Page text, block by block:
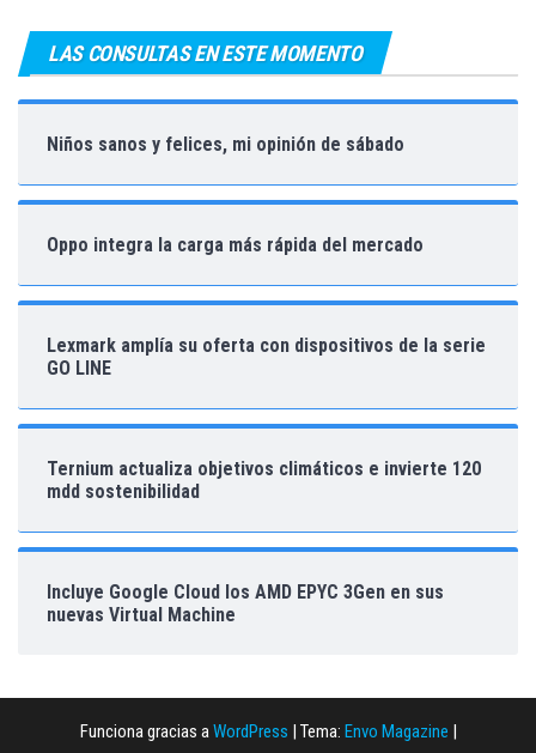
LAS CONSULTAS EN ESTE MOMENTO
Niños sanos y felices, mi opinión de sábado
Oppo integra la carga más rápida del mercado
Lexmark amplía su oferta con dispositivos de la serie
GO LINE
Ternium actualiza objetivos climáticos e invierte 120
mdd sostenibilidad
Incluye Google Cloud los AMD EPYC 3Gen en sus
nuevas Virtual Machine
Funciona gracias aWordPress | Tema: Envo Magazine |